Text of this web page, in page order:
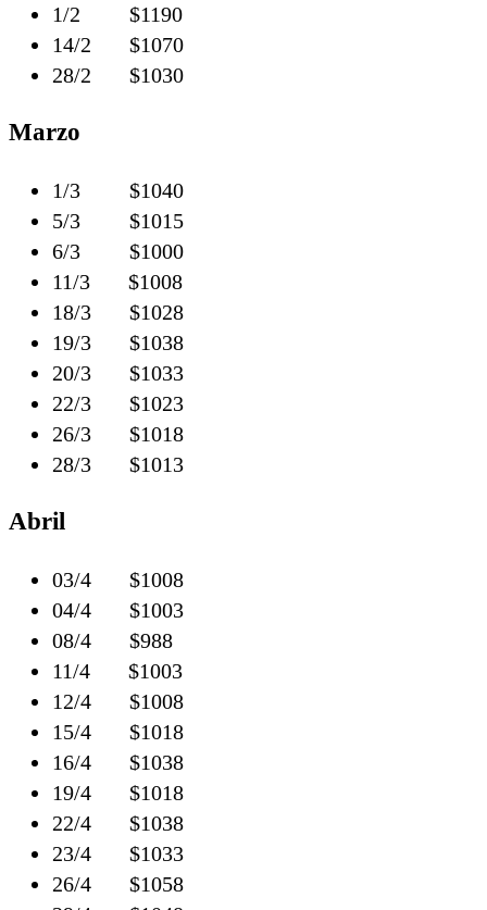
1/2 $1190
14/2 $1070
28/2 $1030
Marzo
1/3 $1040
5/3 $1015
6/3 $1000
11/3 $1008
18/3 $1028
19/3 $1038
20/3 $1033
22/3 $1023
26/3 $1018
28/3 $1013
Abril
03/4 $1008
04/4 $1003
08/4 $988
11/4 $1003
12/4 $1008
15/4 $1018
16/4 $1038
19/4 $1018
22/4 $1038
23/4 $1033
26/4 $1058